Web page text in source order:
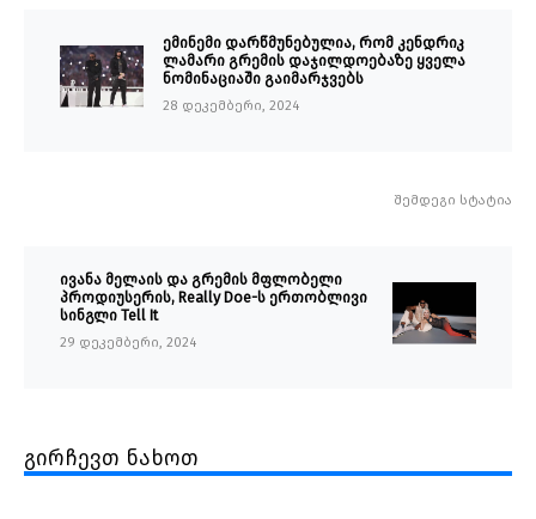
ემინემი დარწმუნებულია, რომ კენდრიკ
ლამარი გრემის დაჯილდოებაზე ყველა
ნომინაციაში გაიმარჯვებს
28 დეკემბერი, 2024
შემდეგი სტატია
ივანა მელაის და გრემის მფლობელი
პროდიუსერის, Really Doe-ს ერთობლივი
სინგლი Tell It
29 დეკემბერი, 2024
გირჩევთ ნახოთ